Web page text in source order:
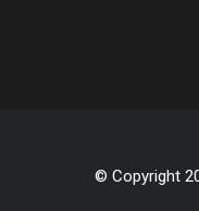
© Copyright